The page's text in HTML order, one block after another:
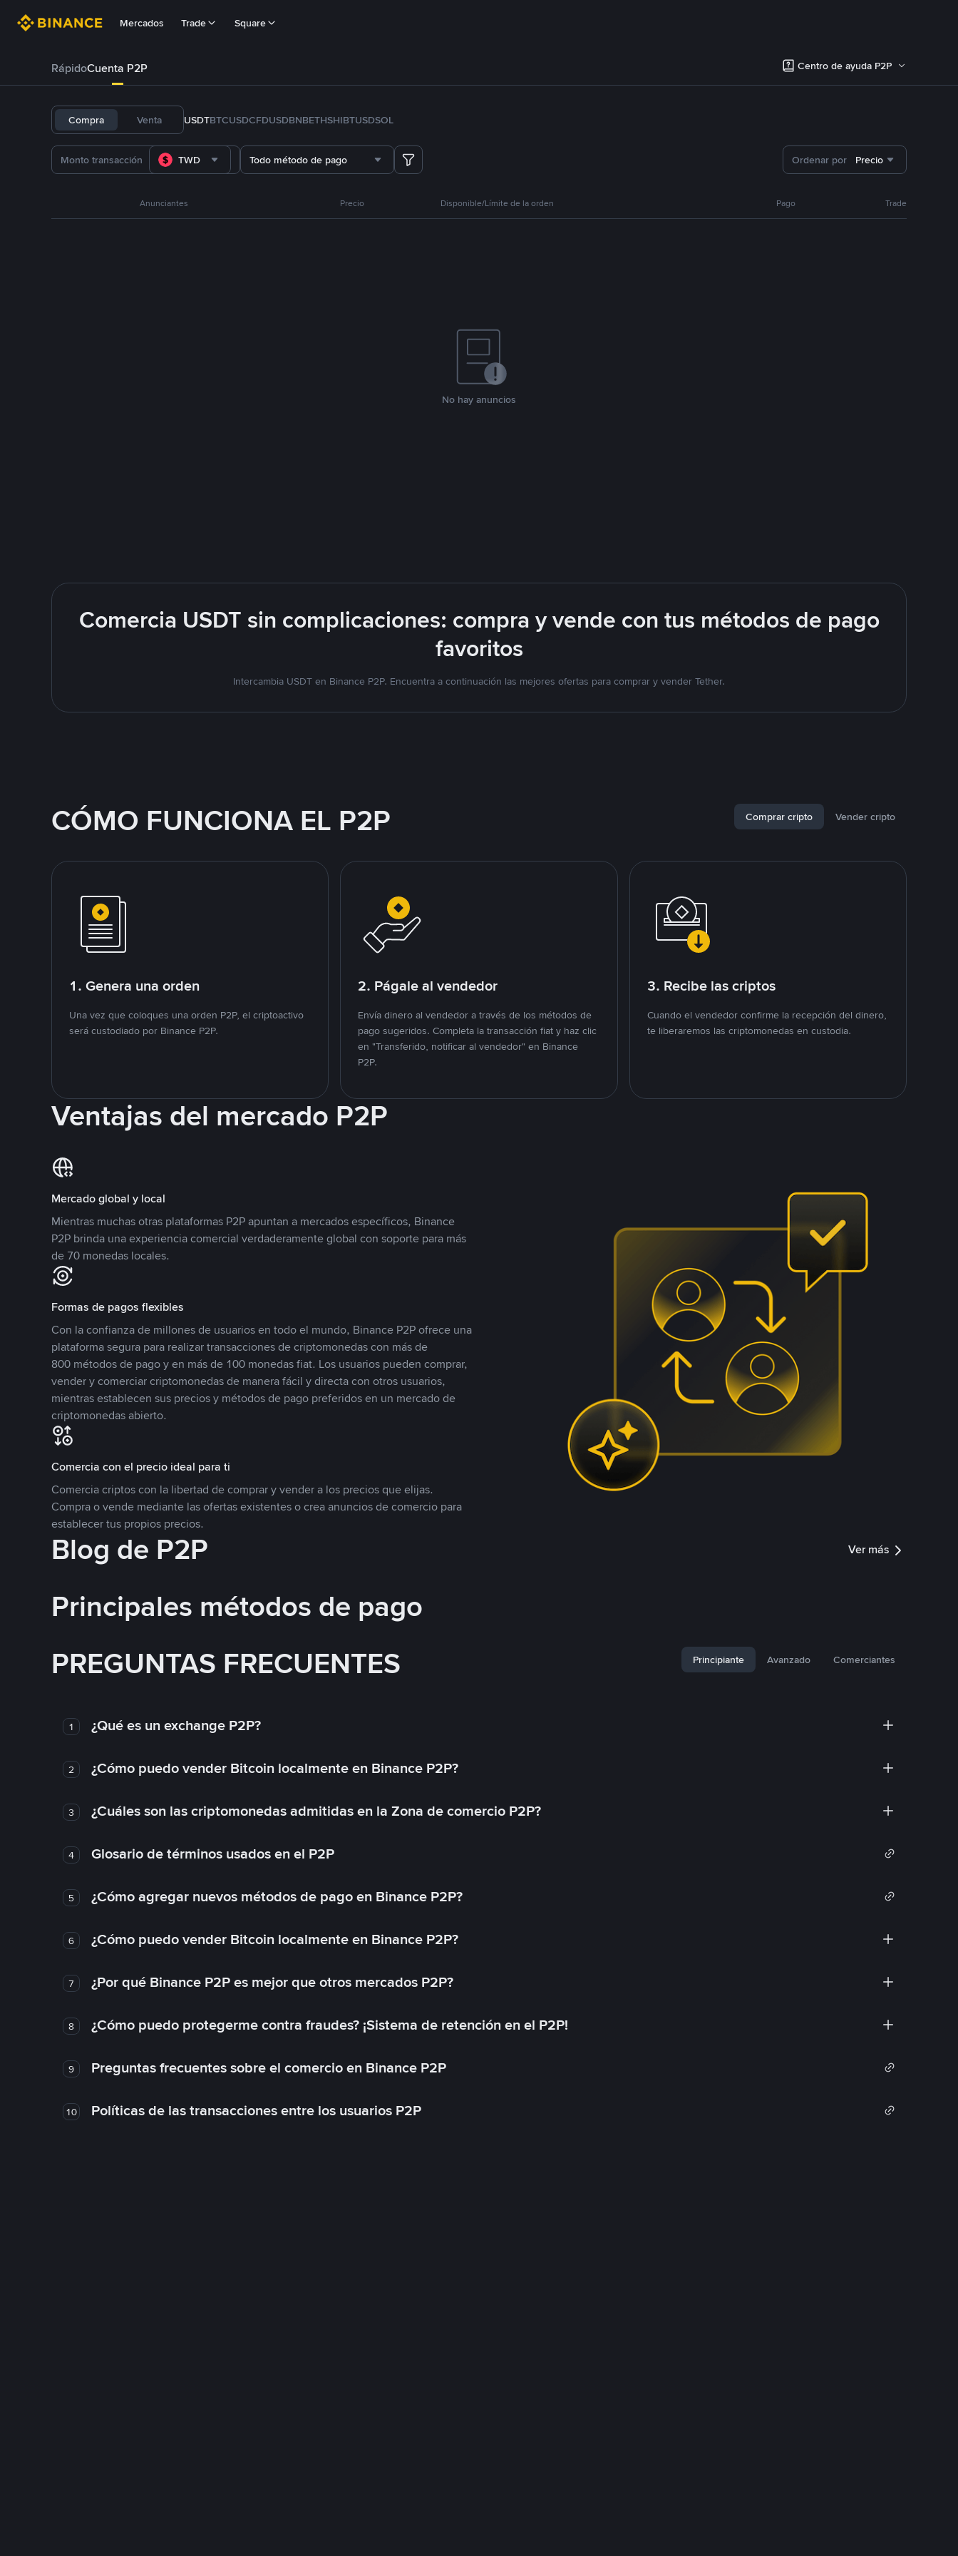
Mercados Trade Square
RápidoCuenta P2P Centro de ayuda P2P
Compra Venta USDTBTCUSDCFDUSDBNBETHSHIBTUSDSOL
TWD Todo método de pago Ordenar por Precio
Anunciantes Precio Disponible/Límite de la orden Pago Trade
No hay anuncios
Comercia USDT sin complicaciones: compra y vende con tus métodos de pago
favoritos
Intercambia USDT en Binance P2P. Encuentra a continuación las mejores ofertas para comprar y vender Tether.
CÓMO FUNCIONA EL P2P Comprar cripto Vender cripto
1. Genera una orden
Una vez que coloques una orden P2P, el criptoactivo
será custodiado por Binance P2P.
2. Págale al vendedor
Envía dinero al vendedor a través de los métodos de
pago sugeridos. Completa la transacción fiat y haz clic
en "Transferido, notificar al vendedor" en Binance
P2P.
3. Recibe las criptos
Cuando el vendedor confirme la recepción del dinero,
te liberaremos las criptomonedas en custodia.
Ventajas del mercado P2P
Mercado global y local
Mientras muchas otras plataformas P2P apuntan a mercados específicos, Binance
P2P brinda una experiencia comercial verdaderamente global con soporte para más
de 70 monedas locales.
Formas de pagos flexibles
Con la confianza de millones de usuarios en todo el mundo, Binance P2P ofrece una
plataforma segura para realizar transacciones de criptomonedas con más de
800 métodos de pago y en más de 100 monedas fiat. Los usuarios pueden comprar,
vender y comerciar criptomonedas de manera fácil y directa con otros usuarios,
mientras establecen sus precios y métodos de pago preferidos en un mercado de
criptomonedas abierto.
Comercia con el precio ideal para ti
Comercia criptos con la libertad de comprar y vender a los precios que elijas.
Compra o vende mediante las ofertas existentes o crea anuncios de comercio para
establecer tus propios precios.
Blog de P2P Ver más
Principales métodos de pago
PREGUNTAS FRECUENTES
Principiante Avanzado Comerciantes
1 ¿Qué es un exchange P2P?
2 ¿Cómo puedo vender Bitcoin localmente en Binance P2P?
3 ¿Cuáles son las criptomonedas admitidas en la Zona de comercio P2P?
4 Glosario de términos usados en el P2P
5 ¿Cómo agregar nuevos métodos de pago en Binance P2P?
6 ¿Cómo puedo vender Bitcoin localmente en Binance P2P?
7 ¿Por qué Binance P2P es mejor que otros mercados P2P?
8 ¿Cómo puedo protegerme contra fraudes? ¡Sistema de retención en el P2P!
9 Preguntas frecuentes sobre el comercio en Binance P2P
10 Políticas de las transacciones entre los usuarios P2P